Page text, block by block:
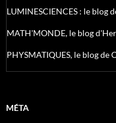
LUMINESCIENCES : le blog
MATH'MONDE, le blog
PHYSMATIQUES, le blog de
MÉTA